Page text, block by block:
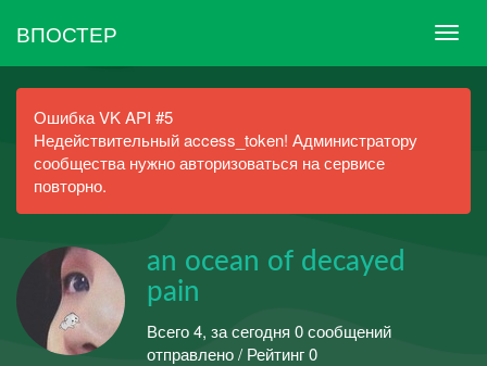
ВПОСТЕР
Ошибка VK API #5
Недействительный access_token! Администратору
сообщества нужно авторизоваться на сервисе
повторно.
an ocean of decayed
pain
Всего 4, за сегодня 0 сообщений
отправлено / Рейтинг 0